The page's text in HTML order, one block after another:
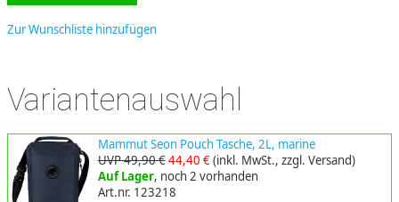
Zur Wunschliste hinzufügen
Variantenauswahl
Mammut Seon Pouch Tasche, 2L, marine
UVP 49,90 €44,40 €(inkl. MwSt., zzgl. Versand)
Auf Lager, noch 2 vorhanden
Art.nr. 123218